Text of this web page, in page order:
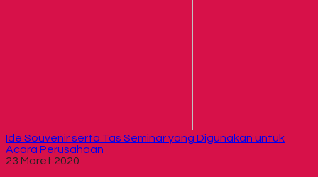
Ide Souvenir serta Tas Seminar yang Digunakan untuk
Acara Perusahaan
23 Maret 2020